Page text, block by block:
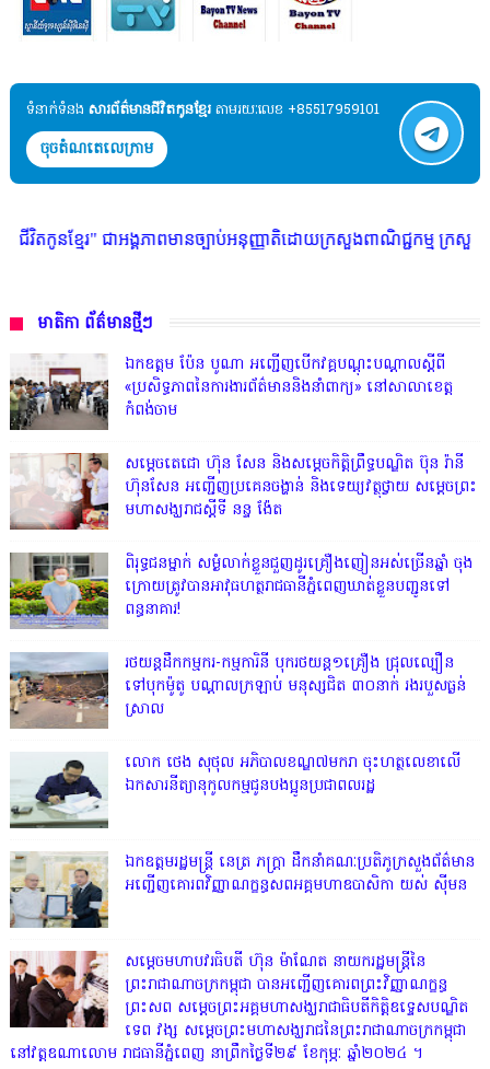
ទំនាក់ទំនង​​ សារព័ត៌មានជីវិតកូនខ្មែរ តាមរយៈលេខ +85517959101
ចុចតំណតេលេក្រាម
គភាពមានច្បាប់អនុញ្ញាតិដោយក្រសួងពាណិជ្ជកម្ម ក្រសួងការងារ ក្រសួងព័ត៌
មាតិកា ព័ត៌មានថ្មីៗ
ឯកឧត្តម ប៉ែន បូណា អញ្ជើញបើកវគ្គបណ្តុះបណ្តាលស្តីពី
«ប្រសិទ្ធភាពនៃការងារព័ត៌មាននិងនាំពាក្យ» នៅសាលាខេត្ត
កំពង់ចាម
សម្តេចតេជោ ហ៊ុន សែន និងសម្ដេចកិត្តិព្រឹទ្ធបណ្ឌិត ប៊ុន រ៉ានី
ហ៊ុនសែន អញ្ជើញប្រគេនចង្ហាន់ និងទេយ្យវត្ថុថ្វាយ សម្តេចព្រះ
មហាសង្ឃរាជស្តីទី នន្ទ ង៉ែត
ពិរុទ្ធ​ជនម្នាក់ សម្ងំលាក់ខ្លួនជួញដូរគ្រឿងញៀនអស់ច្រើនឆ្នាំ ចុង
ក្រោយត្រូវបានអាវុធហត្ថរាជធានីភ្នំពេញឃាត់ខ្លួនបញ្ជូនទៅ
ពន្ធនាគារ!
រថយន្តដឹកកម្មករ-កម្មការិនី បុករថយន្ត១គ្រឿង ជ្រុលល្បឿន
ទៅបុកម៉ូតូ បណ្តាលក្រឡាប់ មនុស្សជិត ៣០នាក់ រងរបួសធ្ងន់
ស្រាល
លោក ថេង សុថុល អភិបាលខណ្ឌ៧មករា ចុះហត្ថលេខាលើ
ឯកសារនីត្យានុកូលកម្មជូនបងប្អូនប្រជាពលរដ្ឋ
ឯកឧត្តមរដ្ឋមន្ត្រី នេត្រ ភក្ត្រា ដឹកនាំគណៈប្រតិភូក្រសួងព័ត៌មាន
អញ្ជើញគោរពវិញ្ញាណក្ខន្ធសពអគ្គមហាឧបាសិកា យស់ ស៊ីមន
សម្តេចមហាបវរធិបតី ហ៊ុន ម៉ាណែត នាយករដ្ឋមន្ត្រីនៃ
ព្រះរាជាណាចក្រកម្ពុជា បានអញ្ជើញគោរពព្រះវិញ្ញាណក្ខន្ធ
ព្រះសព សម្តេចព្រះអគ្គមហាសង្ឃរាជាធិបតីកិត្តិឧទ្ទេសបណ្ឌិត
ទេព វង្ស សម្តេចព្រះមហាសង្ឃរាជនៃព្រះរាជាណាចក្រកម្ពុជា
នៅវត្តឧណាលោម រាជធានីភ្នំពេញ នាព្រឹកថ្ងៃទី២៩ ខែកុម្ភៈ ឆ្នាំ២០២៤ ។